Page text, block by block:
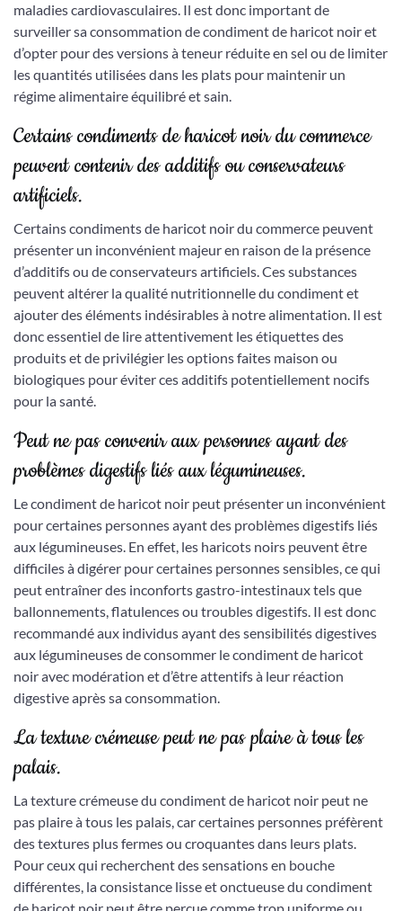
maladies cardiovasculaires. Il est donc important de
surveiller sa consommation de condiment de haricot noir et
d’opter pour des versions à teneur réduite en sel ou de limiter
les quantités utilisées dans les plats pour maintenir un
régime alimentaire équilibré et sain.
Certains condiments de haricot noir du commerce
peuvent contenir des additifs ou conservateurs
artificiels.
Certains condiments de haricot noir du commerce peuvent
présenter un inconvénient majeur en raison de la présence
d’additifs ou de conservateurs artificiels. Ces substances
peuvent altérer la qualité nutritionnelle du condiment et
ajouter des éléments indésirables à notre alimentation. Il est
donc essentiel de lire attentivement les étiquettes des
produits et de privilégier les options faites maison ou
biologiques pour éviter ces additifs potentiellement nocifs
pour la santé.
Peut ne pas convenir aux personnes ayant des
problèmes digestifs liés aux légumineuses.
Le condiment de haricot noir peut présenter un inconvénient
pour certaines personnes ayant des problèmes digestifs liés
aux légumineuses. En effet, les haricots noirs peuvent être
difficiles à digérer pour certaines personnes sensibles, ce qui
peut entraîner des inconforts gastro-intestinaux tels que
ballonnements, flatulences ou troubles digestifs. Il est donc
recommandé aux individus ayant des sensibilités digestives
aux légumineuses de consommer le condiment de haricot
noir avec modération et d’être attentifs à leur réaction
digestive après sa consommation.
La texture crémeuse peut ne pas plaire à tous les
palais.
La texture crémeuse du condiment de haricot noir peut ne
pas plaire à tous les palais, car certaines personnes préfèrent
des textures plus fermes ou croquantes dans leurs plats.
Pour ceux qui recherchent des sensations en bouche
différentes, la consistance lisse et onctueuse du condiment